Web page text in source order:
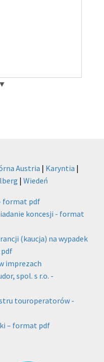
▼
Austria | Karyntia |
| Wiedeń
format pdf
koncesji - format
(kaucja) na wypadek
imprezach
spol. s r.o. -
touroperatorów -
– format pdf